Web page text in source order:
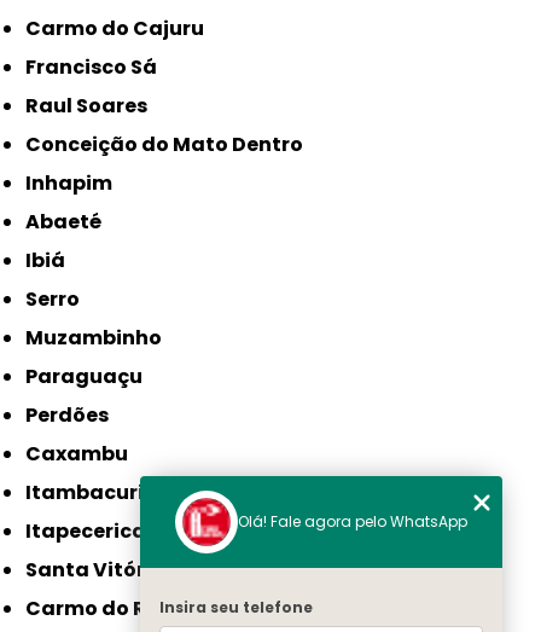
Carmo do Cajuru
Francisco Sá
Raul Soares
Conceição do Mato Dentro
Inhapim
Abaeté
Ibiá
Serro
Muzambinho
Paraguaçu
Perdões
Caxambu
Itambacuri
Itapecerica
Santa Vitória
Carmo do Rio Claro
Olá! Fale agora pelo WhatsApp
Insira seu telefone